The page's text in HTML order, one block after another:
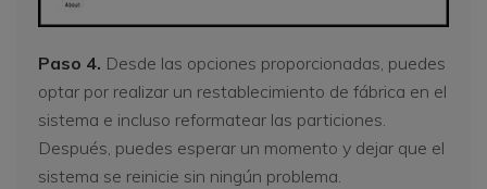
Paso 4. Desde las opciones proporcionadas, puedes
optar por realizar un restablecimiento de fábrica en el
sistema e incluso reformatear las particiones.
Después, puedes esperar un momento y dejar que el
sistema se reinicie sin ningún problema.